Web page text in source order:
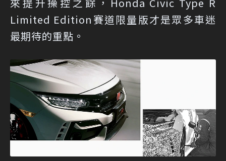
來提升操控之餘，Honda Civic Type R
Limited Edition賽道限量版才是眾多車迷
最期待的重點。